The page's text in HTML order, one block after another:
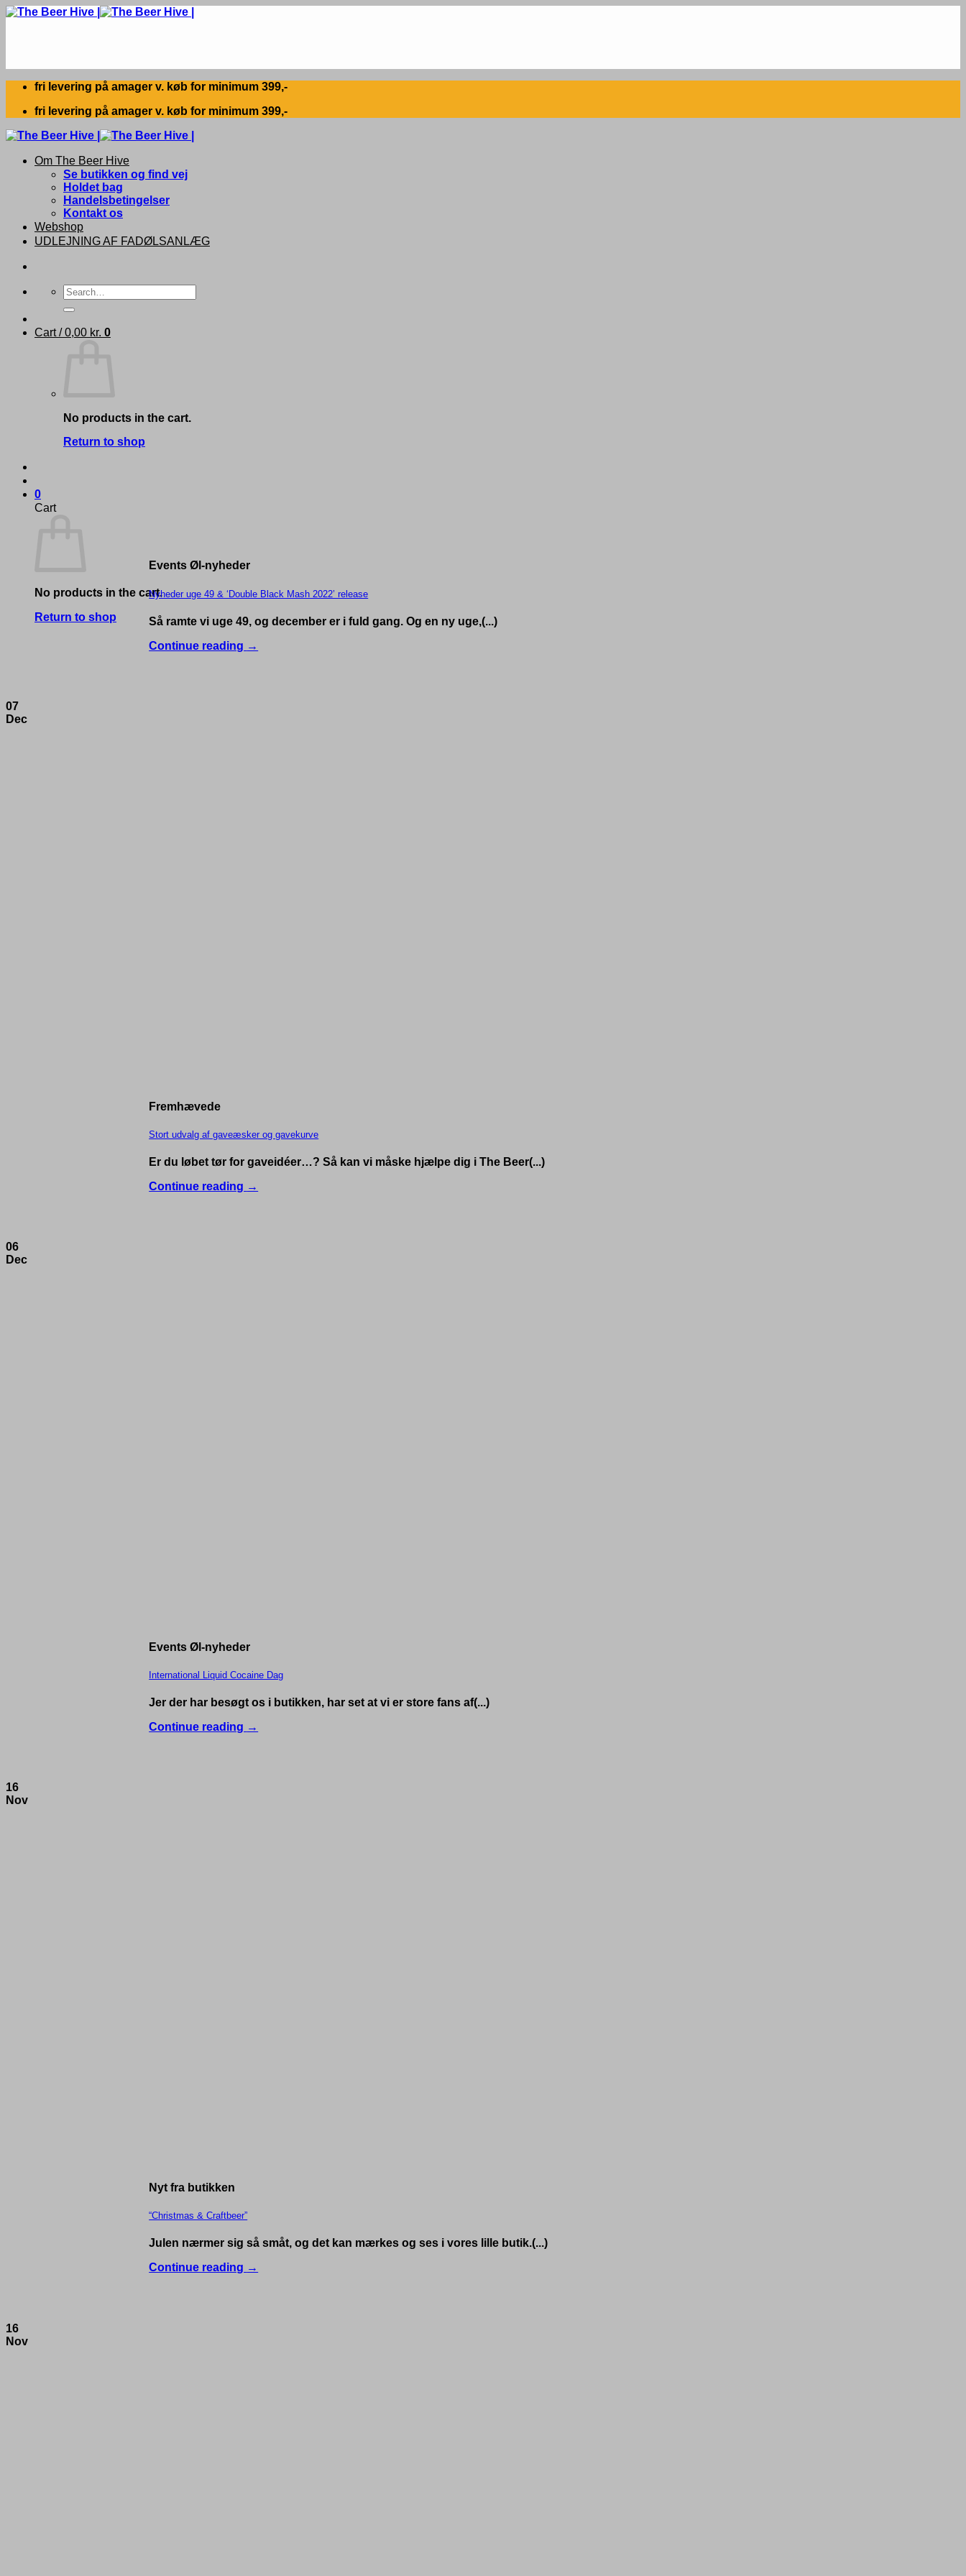
Skip
fri levering på amager v. køb for minimum 399,-
fri levering på amager v. køb for minimum 399,-
Om The Beer Hive
Se butikken og find vej
Holdet bag
Handelsbetingelser
Kontakt os
Webshop
UDLEJNING AF FADØLSANLÆG
Search
for:
Cart /0,00 kr. 0
No products in the cart.
Return to shop
0
Cart
No products in the cart.
Return to shop
Events Øl-nyheder
Nyheder uge 49 & ‘Double Black Mash 2022’ release
Så ramte vi uge 49, og december er i fuld gang. Og en ny uge,(...)
Continue reading →
07
Dec
Fremhævede
Stort udvalg af gaveæsker og gavekurve
Er du løbet tør for gaveidéer…? Så kan vi måske hjælpe dig i The Beer(...)
Continue reading →
06
Dec
Events Øl-nyheder
International Liquid Cocaine Dag
Jer der har besøgt os i butikken, har set at vi er store fans af(...)
Continue reading →
16
Nov
Nyt fra butikken
“Christmas & Craftbeer”
Julen nærmer sig så småt, og det kan mærkes og ses i vores lille butik.(...)
Continue reading →
16
Nov